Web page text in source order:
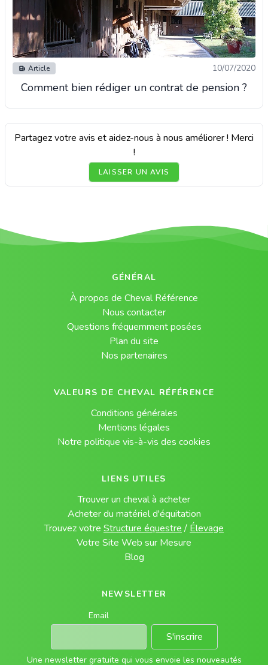
Article 10/07/2020
Comment bien rédiger un contrat de pension ?
Partagez votre avis et aidez-nous à nous améliorer ! Merci
!
LAISSER UN AVIS
GÉNÉRAL
À propos de Cheval Référence
Nous contacter
Questions fréquemment posées
Plan du site
Nos partenaires
VALEURS DE CHEVAL RÉFÉRENCE
Conditions générales
Mentions légales
Notre politique vis-à-vis des cookies
LIENS UTILES
Trouver un cheval à acheter
Acheter du matériel d'équitation
Trouvez votre Structure équestre / Élevage
Votre Site Web sur Mesure
Blog
NEWSLETTER
Email
S'inscrire
Une newsletter gratuite qui vous envoie les nouveautés